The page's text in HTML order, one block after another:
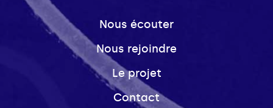
Nous écouter
Nous rejoindre
Le projet
Contact